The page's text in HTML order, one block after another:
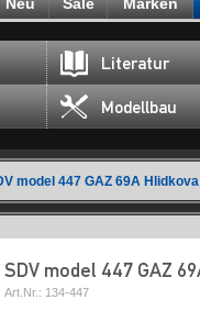
Literatur
Modellbau
model 447 GAZ 69A
SDV model 447 GAZ
Art.Nr.: 134-447